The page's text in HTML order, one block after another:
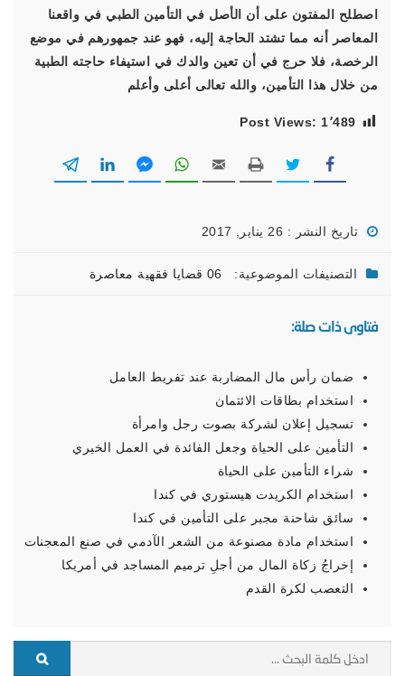
اصطلح المفتون على أن الأصل في التأمين الطبي في واقعنا
المعاصر أنه مما تشتد الحاجة إليه، فهو عند جمهورهم في موضع
الرخصة، فلا حرج في أن تعين والدك في استيفاء حاجته الطبية
من خلال هذا التأمين، والله تعالى أعلى وأعلم
Post Views: 1٬489
تاريخ النشر : 26 يناير, 2017
التصنيفات الموضوعية: 06 قضايا فقهية معاصرة
فتاوى ذات صلة:
ضمان رأس مال المضاربة عند تفريط العامل
استخدام بطاقات الائتمان
تسجيل إعلان لشركة بصوت رجل وامرأة
التأمين على الحياة وجعل الفائدة في العمل الخيري
شراء التأمين على الحياة
استخدام الكريدت هيستوري في كندا
سائق شاحنة مجبر على التأمين في كندا
استخدام مادة مصنوعة من الشعر الآدمي في صنع المعجنات
إخراجُ زكاة المال من أجلِ ترميم المساجد في أمريكا
التعصب لكرة القدم